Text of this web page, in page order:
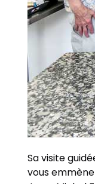
Sa visite
vous